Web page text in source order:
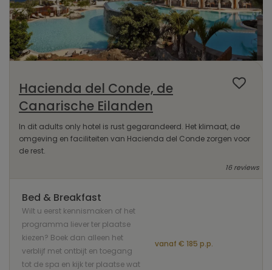
Hacienda del Conde, de
Canarische Eilanden
In dit adults only hotel is rust gegarandeerd. Het klimaat, de
omgeving en faciliteiten van Hacienda del Conde zorgen voor
de rest.
16 reviews
Bed & Breakfast
Wilt u eerst kennismaken of het
programma liever ter plaatse
kiezen? Boek dan alleen het
verblijf met ontbijt en toegang
tot de spa en kijk ter plaatse wat
vanaf € 185 p.p.